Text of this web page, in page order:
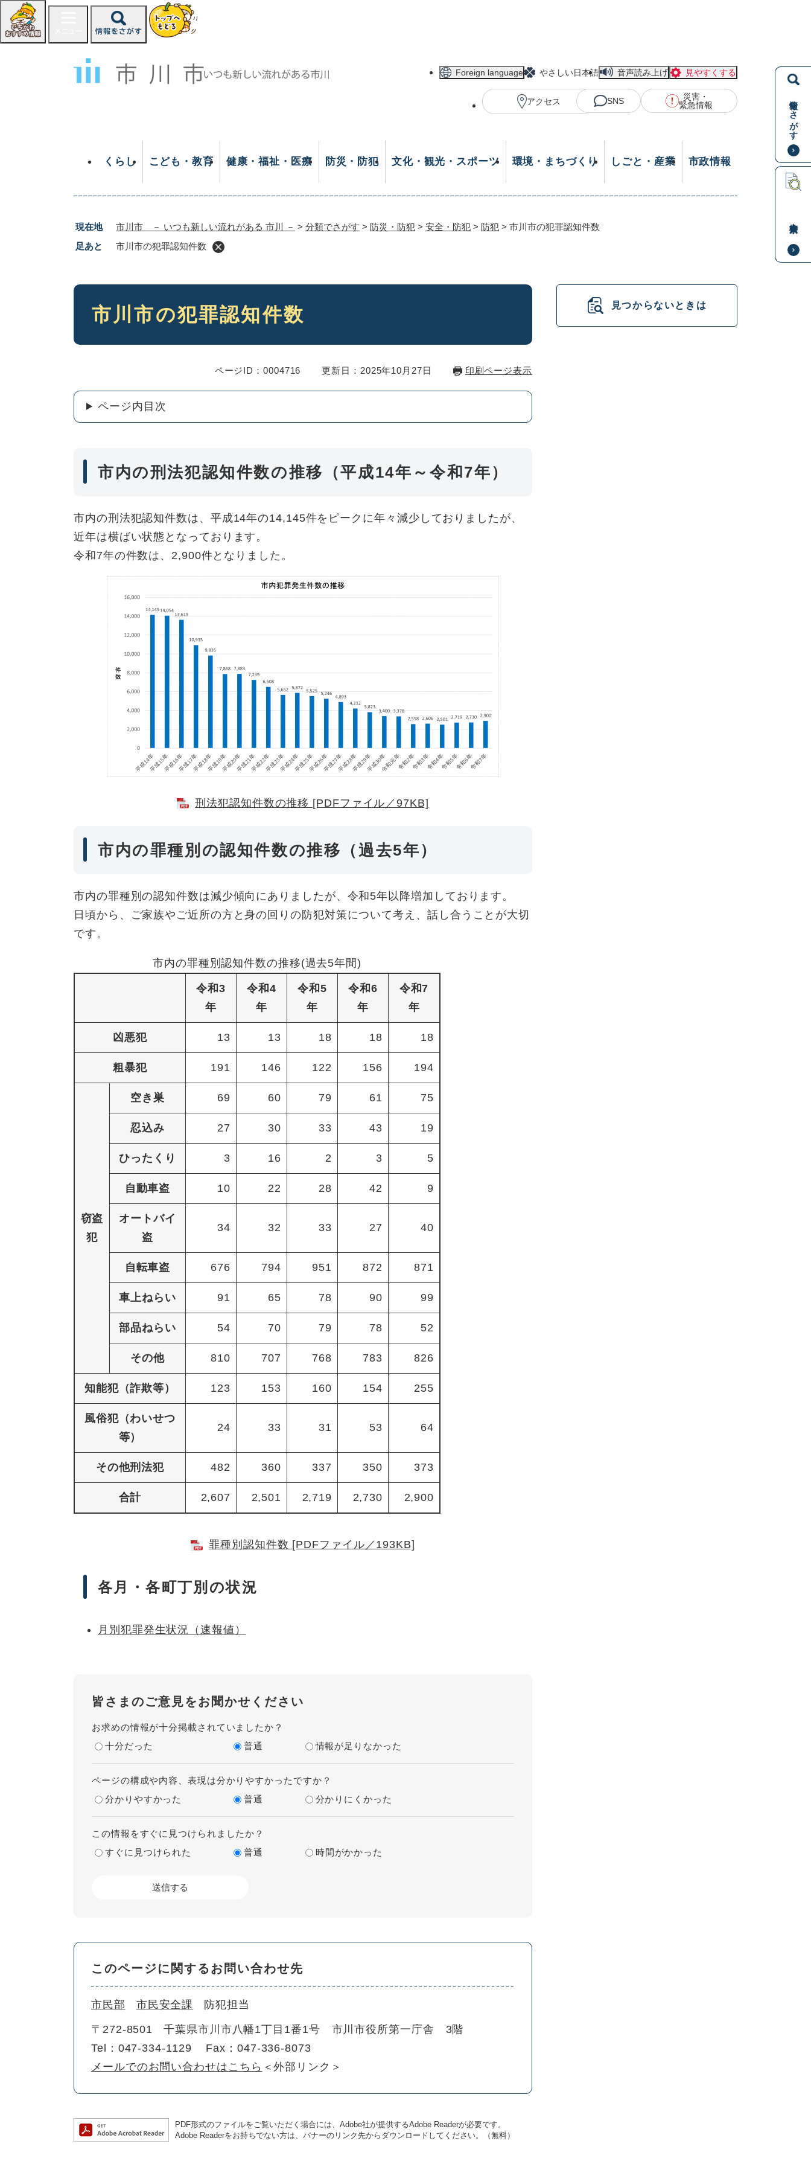
ジ
情報をさがす
Foreign language やさしい日本語 音声読み上げ 見やすくする
アクセス SNS
災害・
緊急情報
くらし こども・教育 健康・福祉・医療 防災・防犯 文化・観光・スポーツ 環境・まちづくり しごと・産業 市政情報
現在地 市川市 － いつも新しい流れがある 市川 － > 分類でさがす > 防災・防犯 > 安全・防犯 > 防犯 > 市川市の犯罪認知件数
足あと
市川市の犯罪認知件数
本
市川市の犯罪認知件数
ページID：0004716 更新日：2025年10月27日 印刷ページ表示
ページ内目次
市内の刑法犯認知件数の推移（平成14年～令和7年）
市内の刑法犯認知件数は、平成14年の14,145件をピークに年々減少しておりましたが、
近年は横ばい状態となっております。
令和7年の件数は、2,900件となりました。
刑法犯認知件数の推移 [PDFファイル／97KB]
市内の罪種別の認知件数の推移（過去5年）
市内の罪種別の認知件数は減少傾向にありましたが、令和5年以降増加しております。
日頃から、ご家族やご近所の方と身の回りの防犯対策について考え、話し合うことが大切
です。
市内の罪種別認知件数の推移(過去5年間)
令和3
年
令和4
年
令和5
年
令和6
年
令和7
年
凶悪犯 13 13 18 18 18
粗暴犯 191 146 122 156 194
窃盗
犯
空き巣 69 60 79 61 75
忍込み 27 30 33 43 19
ひったくり 3 16 2 3 5
自動車盗 10 22 28 42 9
オートバイ
盗
34 32 33 27 40
自転車盗 676 794 951 872 871
車上ねらい 91 65 78 90 99
部品ねらい 54 70 79 78 52
その他 810 707 768 783 826
知能犯（詐欺等） 123 153 160 154 255
風俗犯（わいせつ
等）
24 33 31 53 64
その他刑法犯 482 360 337 350 373
合計 2,607 2,501 2,719 2,730 2,900
罪種別認知件数 [PDFファイル／193KB]
各月・各町丁別の状況
月別犯罪発生状況（速報値）
皆さまのご意見をお聞かせください
お求めの情報が十分掲載されていましたか？
十分だった
普通 情報が足りなかった
ページの構成や内容、表現は分かりやすかったですか？
分かりやすかった
普通 分かりにくかった
この情報をすぐに見つけられましたか？
すぐに見つけられた
普通 時間がかかった
このページに関するお問い合わせ先
市民部 市民安全課 防犯担当
〒272-8501
千葉県市川市八幡1丁目1番1号 市川市役所第一庁舎 3階
Tel：047-334-1129
Fax：047-336-8073
メールでのお問い合わせはこちら ＜外部リンク＞
PDF形式のファイルをご覧いただく場合には、Adobe社が提供するAdobe Readerが必要です。
Adobe Readerをお持ちでない方は、バナーのリンク先からダウンロードしてください。（無料）
見つからないときは